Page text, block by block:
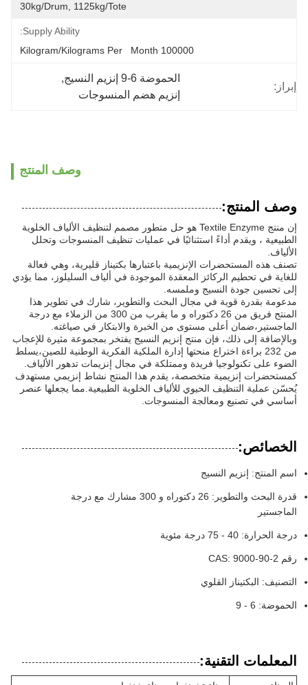
30kg/drum, 1125kg/tote
Supply Ability:
100000 Kilogram/Kilograms Per   Month
إبراز:
الحموضة 6-9 إنزيم النسيج
,
إنزيم هضم المنسوجات
وصف المنتج
وصف المنتج:
إن منتج Textile Enzyme هو حل متطور مصمم لتنظيف الألياف الخلوية
الطبيعية ، ويقدم أداءً استثنائيًا في عمليات تنظيف المنسوجات وتحلل
الألياف.
تصنف هذه المستحضرات الإنزيمية باعتبارها بكتيناز قليرية، وهي فعالة
للغاية في تحطيم الركائز المعقدة الموجودة في ألياف السليلوز، مما يؤدي
إلى تحسين جودة النسيج وملمسه.
مدعومة بقدرة قوية في مجال البحث والتطوير، شارك في تطوير هذا
المنتج فريق من 26 دكتوراه و ما يقرب من 300 من الزملاء مع درجة
الماجستير،ضمان أعلى مستوى من الخبرة والابتكار في صياغته.
وبالإضافة إلى ذلك، فإن منتج إنزيم النسيج يفتخر بمجموعة مثيرة للإعجاب
من 232 براءة اختراع منحتها إدارة الملكية الفكرية الوطنية للصين،يسلط
الضوء على تكنولوجيا فريدة وممتلكة في مجال إنزيمات تدهور الألياف.
كمستحضرات إنزيمية متخصصة، يقدم هذا المنتج نشاط إنزيمي مستهدف
يُحسّن عملية التنظيف الحيوي للألياف الخلوية الطبيعية.مما يجعلها عنصر
أساسي في تصنيع ومعالجة المنسوجات.
الخصائص:
اسم المنتج: إنزيم النسيج
قدرة البحث والتطوير: 26 دكتوراه و 300 مشارك مع درجة
الماجستير
درجة الحرارة: 40 - 75 درجة مئوية
رقم CAS: 9000-90-2
التصنيف: البكتيناز القلوي
الحموضة: 6 - 9
المعلمات التقنية: